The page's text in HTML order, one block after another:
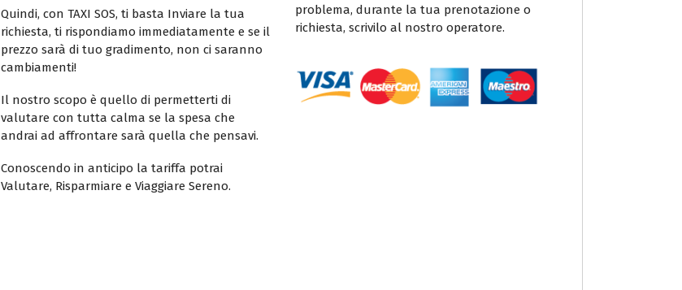
Quindi, con TAXI SOS, ti basta Inviare la tua
richiesta, ti rispondiamo immediatamente e se il
prezzo sarà di tuo gradimento, non ci saranno
cambiamenti!
Il nostro scopo è quello di permetterti di
valutare con tutta calma se la spesa che
andrai ad affrontare sarà quella che pensavi.
Conoscendo in anticipo la tariffa potrai
Valutare, Risparmiare e Viaggiare Sereno.
problema, durante la tua prenotazione o
richiesta, scrivilo al nostro operatore.